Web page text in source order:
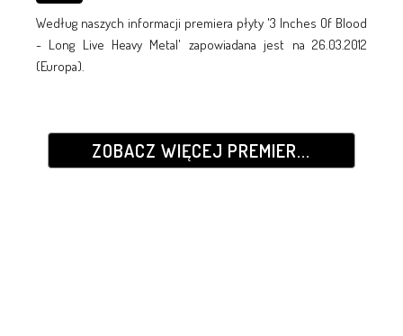
Według naszych informacji premiera płyty '3 Inches Of Blood
- Long Live Heavy Metal' zapowiadana jest na 26.03.2012
(Europa).
ZOBACZ WIĘCEJ PREMIER...